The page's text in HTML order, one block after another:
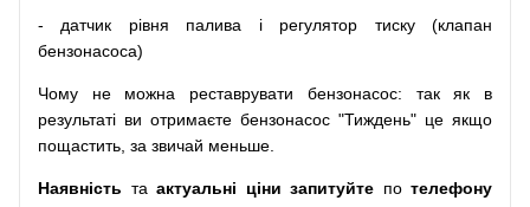
- датчик рівня палива і регулятор тиску (клапан
бензонасоса)
Чому не можна реставрувати бензонасос: так як
в
результаті ви отримаєте бензонасос "Тиждень" це якщо
пощастить, за звичай меньше.
Наявність та актуальні ціни запитуйте по телефону